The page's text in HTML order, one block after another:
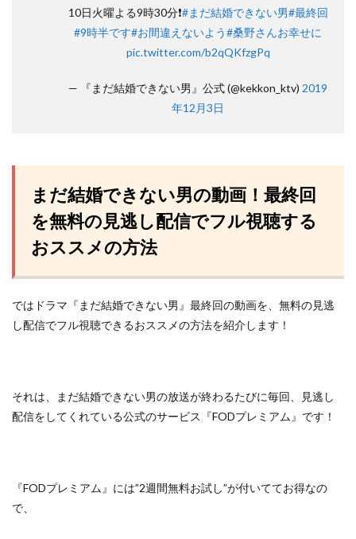
10日火曜よる9時30分❗️#まだ結婚できない男#最終回
#9時半です#お間違えないよう#桑野さんお幸せに
pic.twitter.com/b2qQKfzgPq
— 『まだ結婚できない男』公式 (@kekkon_ktv) 2019
年12月3日
まだ結婚できない男の動画！最終回
を無料の見逃し配信でフル視聴する
おススメの方法
ではドラマ『まだ結婚できない男』最終回の動画を、無料の見逃
し配信でフル視聴できるおススメの方法を紹介します！
それは、まだ結婚できない男の放送が終わるたびに毎回、見逃し
配信をしてくれている公式のサービス『FODプレミアム』 です！
『FODプレミアム』には”2週間無料お試し”が付いててお得なの
で、